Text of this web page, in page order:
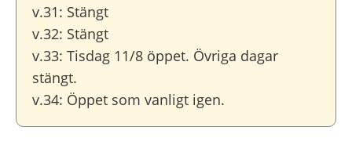
v.31: Stängt
v.32: Stängt
v.33: Tisdag 11/8 öppet. Övriga dagar
stängt.
v.34: Öppet som vanligt igen.